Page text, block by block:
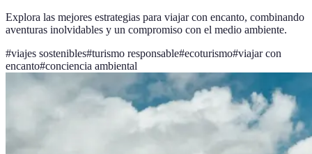
Explora las mejores estrategias para viajar con encanto, combinando
aventuras inolvidables y un compromiso con el medio ambiente.
#viajes sostenibles#turismo responsable#ecoturismo#viajar con
encanto#conciencia ambiental